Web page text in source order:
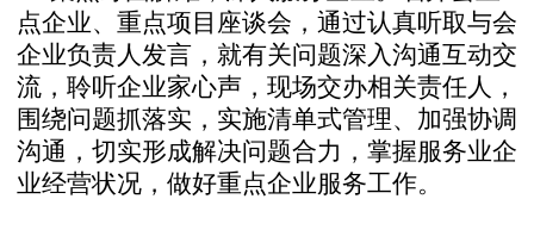
点企业、重点项目座谈会，通过认真听取与会
企业负责人发言，就有关问题深入沟通互动交
流，聆听企业家心声，现场交办相关责任人，
围绕问题抓落实，实施清单式管理、加强协调
沟通，切实形成解决问题合力，掌握服务业企
业经营状况，做好重点企业服务工作。